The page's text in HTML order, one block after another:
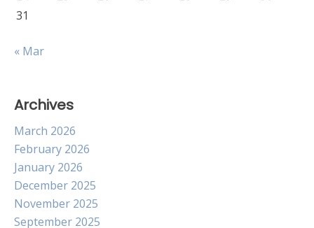
31
« Mar
Archives
March 2026
February 2026
January 2026
December 2025
November 2025
September 2025